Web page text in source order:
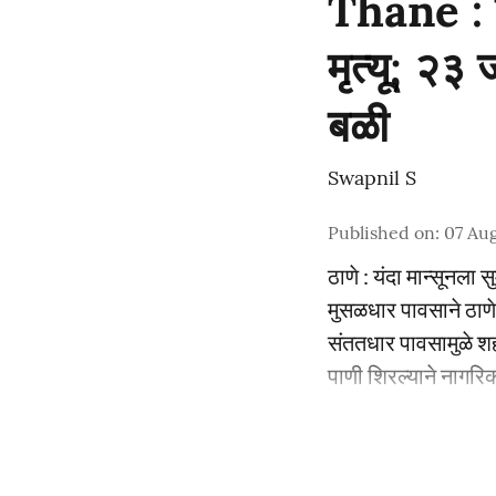
मृत्यू; २३
बळी
Swapnil S
Published on: 07
ठाणे : यंदा मान्सूनला
मुसळधार पावसाने
संततधार पावसामुळे
पाणी शिरल्याने